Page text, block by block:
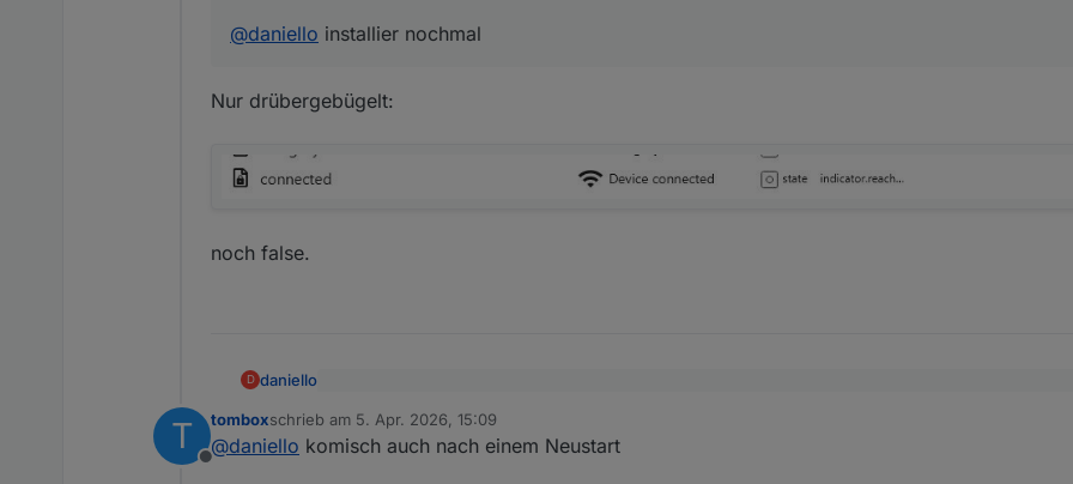
@daniello installier nochmal
Nur drübergebügelt:
noch false.
D daniello
@danielloinstallier nochmal
Nur drübergebügelt:
T
Offline
tomboxschrieb am 5. Apr. 2026, 15:09
zuletzt editiert von
@daniello komisch auch nach einem Neustart